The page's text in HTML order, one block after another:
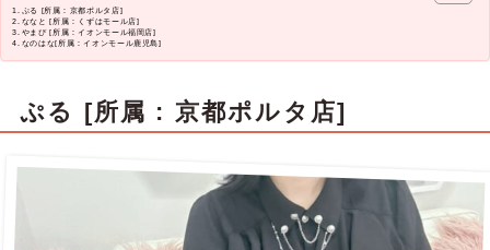
ぷる [所属 : 京都ポルタ店]
ななと [所属 : くずはモール店]
やまぴ [所属 : イオンモール福岡店]
なのはな[所属 : イオンモール鹿児島]
ぷる [所属 : 京都ポルタ店]